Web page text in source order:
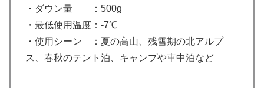
・ダウン量 ：500g
・最低使用温度：-7℃
・使用シーン ：夏の高山、残雪期の北アルプ
ス、春秋のテント泊、キャンプや車中泊など